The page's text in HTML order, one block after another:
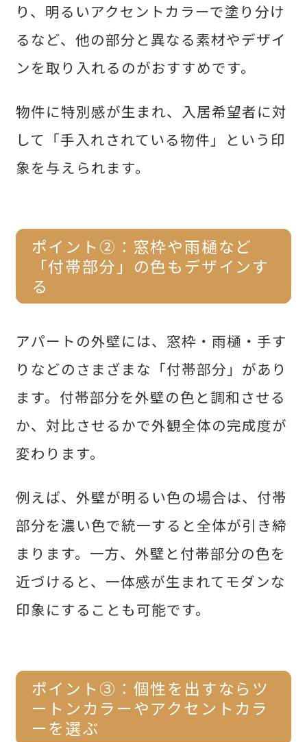
り、明るいアクセントカラーで塗り分け
るなど、他の部分と異なる素材やデザイ
ンを取り入れるのがおすすめです。
物件に特別感が生まれ、入居希望者に対
して「手入れされている物件」という印
象を与えられます。
ポイント②： 窓枠や雨樋など
「付帯部分」の色もデザインす
る
アパートの外壁には、窓枠・雨樋・手す
りなどのさまざまな「付帯部分」があり
ます。付帯部分を外壁の色と調和させる
か、対比させるかで外観全体の完成度が
変わります。
例えば、外壁が明るい色の場合は、付帯
部分を濃い色で統一すると全体が引き締
まります。一方、外壁と付帯部分の色を
近づけると、一体感が生まれてモダンな
印象にすることも可能です。
ポイント③： 個性を出すならツ
ートンカラーやアクセントカラ
ーを選ぶ